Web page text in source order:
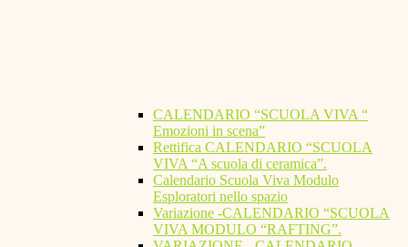
CALENDARIO “SCUOLA VIVA “
Emozioni in scena”
Rettifica CALENDARIO “SCUOLA
VIVA “A scuola di ceramica”.
Calendario Scuola Viva Modulo
Esploratori nello spazio
Variazione -CALENDARIO “SCUOLA
VIVA MODULO “RAFTING”.